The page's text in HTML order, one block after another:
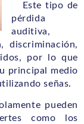
Este tipo de
pérdida
auditiva,
discriminación,
por lo que
principal medio
señas.
pueden
como los